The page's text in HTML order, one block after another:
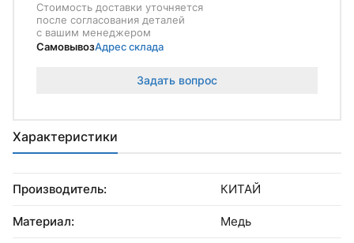
Характеристики
Производитель: КИТАЙ
Материал: Медь
Стоимость доставки уточняется
после согласования деталей
с вашим менеджером
СамовывозАдрес склада
Задать вопрос